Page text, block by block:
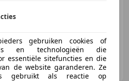
gebruiken cookies of
en technologieën die
essentiële sitefuncties en die
de website garanderen. Ze
gebruikt als reactie op